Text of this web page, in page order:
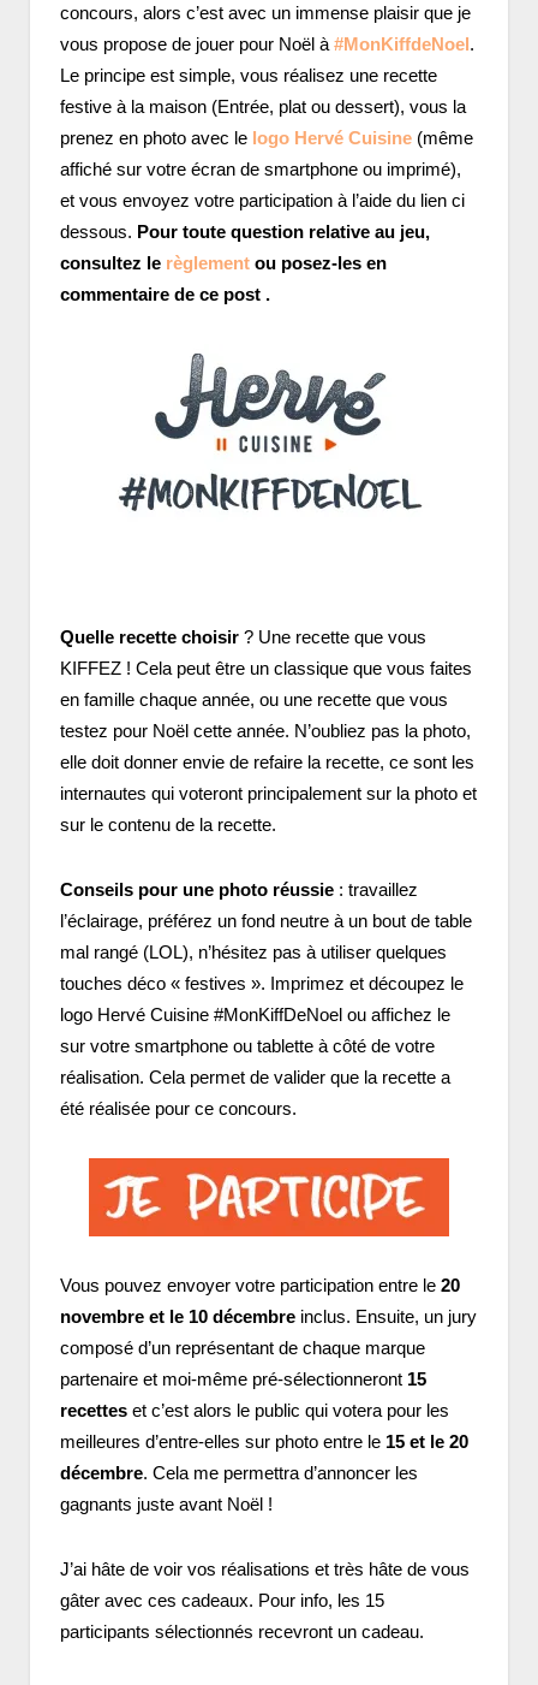
concours, alors c’est avec un immense plaisir que je
vous propose de jouer pour Noël à #MonKiffdeNoel.
Le principe est simple, vous réalisez une recette
festive à la maison (Entrée, plat ou dessert), vous la
prenez en photo avec le logo Hervé Cuisine (même
affiché sur votre écran de smartphone ou imprimé),
et vous envoyez votre participation à l’aide du lien ci
dessous. Pour toute question relative au jeu,
consultez le règlement ou posez-les en
commentaire de ce post .
Quelle recette choisir ? Une recette que vous
KIFFEZ ! Cela peut être un classique que vous faites
en famille chaque année, ou une recette que vous
testez pour Noël cette année. N’oubliez pas la photo,
elle doit donner envie de refaire la recette, ce sont les
internautes qui voteront principalement sur la photo et
sur le contenu de la recette.
Conseils pour une photo réussie : travaillez
l’éclairage, préférez un fond neutre à un bout de table
mal rangé (LOL), n’hésitez pas à utiliser quelques
touches déco « festives ». Imprimez et découpez le
logo Hervé Cuisine #MonKiffDeNoel ou affichez le
sur votre smartphone ou tablette à côté de votre
réalisation. Cela permet de valider que la recette a
été réalisée pour ce concours.
Vous pouvez envoyer votre participation entre le 20
novembre et le 10 décembre inclus. Ensuite, un jury
composé d’un représentant de chaque marque
partenaire et moi-même pré-sélectionneront 15
recettes et c’est alors le public qui votera pour les
meilleures d’entre-elles sur photo entre le 15 et le 20
décembre. Cela me permettra d’annoncer les
gagnants juste avant Noël !
J’ai hâte de voir vos réalisations et très hâte de vous
gâter avec ces cadeaux. Pour info, les 15
participants sélectionnés recevront un cadeau.